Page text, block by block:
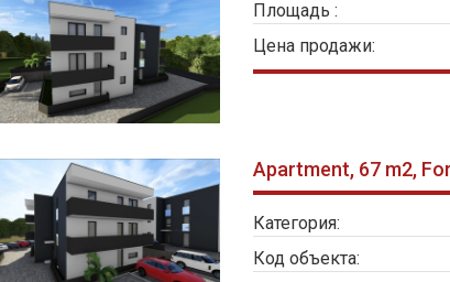
Площадь :
Цена продажи:
Apartment, 67 m2,
Категория:
Код объекта: